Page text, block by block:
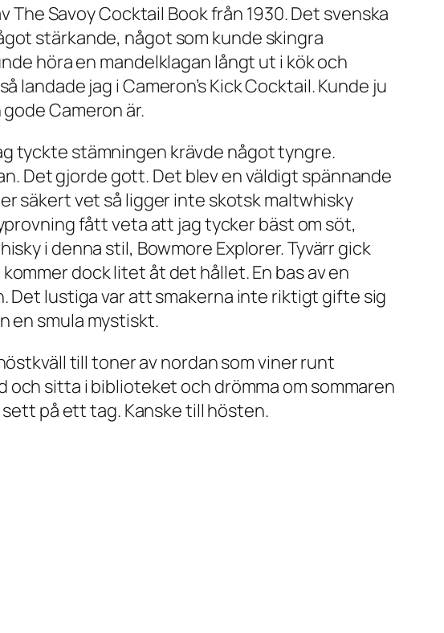
The Savoy Cocktail Bookfrån 1930. Det svenska
stärkande, något som kunde skingra
höra en mandelklagan långt ut i kök och
jag i Cameron’s Kick Cocktail. Kunde ju
Cameron är.
tyckte stämningen krävde något tyngre.
Det gjorde gott. Det blev en väldigt spännande
säkert vet så ligger inte skotsk maltwhisky
fått veta att jag tycker bäst om söt,
i denna stil, Bowmore Explorer. Tyvärr gick
dock litet åt det hållet. En bas av en
Det lustiga var att smakerna inte riktigt gifte sig
en smula mystiskt.
till toner av nordan som viner runt
sitta i biblioteket och drömma om sommaren
på ett tag. Kanske till hösten.